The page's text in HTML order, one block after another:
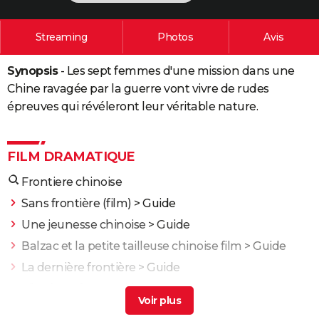
PHOTO
GUIDES D'ACHAT
BONS PLANS
CARTE DE VOEUX
Dictionnaire
Biographies
Citations
Expressions
Proverbes
PROGRAMME TV
AVIS DE DÉCÈS
FORUM
Bricolage
Lifestyle
Culture
Sport
Auto
Television
Voyage
Cinema
Streaming Photos Avis
Synopsis- Les sept femmes d'une mission dans une
Chine ravagée par la guerre vont vivre de rudes
épreuves qui révéleront leur véritable nature.
FILM DRAMATIQUE
Frontiere chinoise
Sans frontière (film) > Guide
Une jeunesse chinoise > Guide
Balzac et la petite tailleuse chinoise film > Guide
La dernière frontière > Guide
> Guide
L'Odyssée : "chef d'oeuvre épique", "expérience